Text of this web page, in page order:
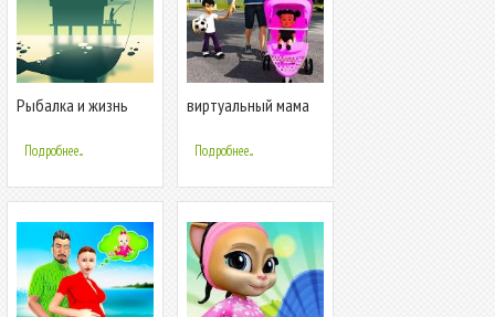
Рыбалка и жизнь
Подробнее...
виртуальный мама
детка уход игры 3d
Подробнее...